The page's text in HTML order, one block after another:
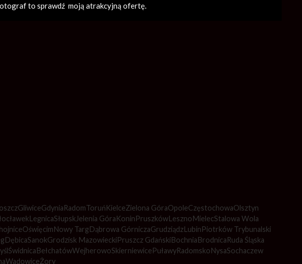
to sprawdź moją atrakcyjną ofertę.
GliwiceGdyniaRadomToruńKielceZielona GóraOpoleCzęstochowaOlsztyn
LegnicaSłupsk Jelenia GóraKoninPruszkówLesznoMielecStalowa Wola
OświęcimNowy TargDąbrowa GórniczaGrudziądzLubinPiotrków Trybunalski
DębicaSanokGrodzisk MazowieckiPruszcz GdańskiBochniaBrodnicaRuda Śląska
ŚwidnicaBełchatówWejherowoSkierniewicePuławyRadomskoNysaSochaczew
WadowiceŻory